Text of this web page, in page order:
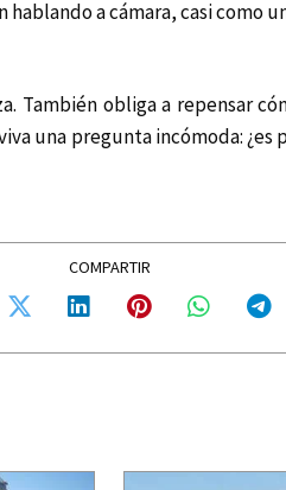
a cámara, casi como
También obliga a repensar
una pregunta incómoda: